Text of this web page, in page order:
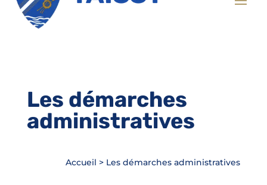
Les démarches
administratives
Accueil > Les démarches administratives